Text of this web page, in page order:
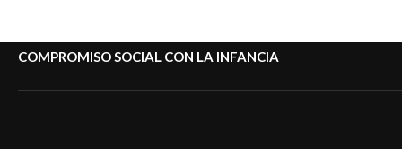
COMPROMISO SOCIAL CON LA INFANCIA